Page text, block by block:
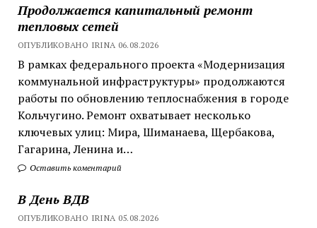
Продолжается капитальный ремонт
тепловых сетей
ОПУБЛИКОВАНО IRINA 06.08.2026
В рамках федерального проекта «Модернизация
коммунальной инфраструктуры» продолжаются
работы по обновлению теплоснабжения в городе
Кольчугино. Ремонт охватывает несколько
ключевых улиц: Мира, Шиманаева, Щербакова,
Гагарина, Ленина и…
Оставить коментарий
В День ВДВ
ОПУБЛИКОВАНО IRINA 05.08.2026